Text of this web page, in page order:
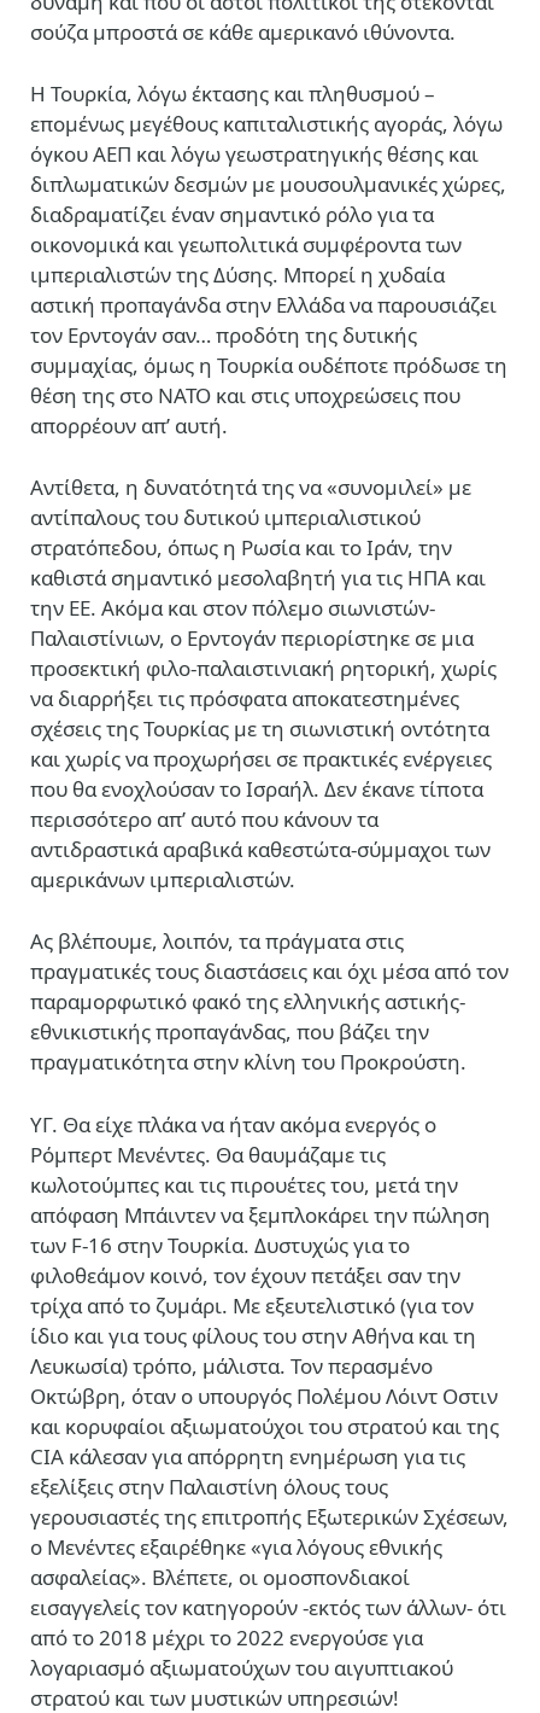
σούζα μπροστά σε κάθε αμερικανό ιθύνοντα.
Η Τουρκία, λόγω έκτασης και πληθυσμού –
επομένως μεγέθους καπιταλιστικής αγοράς, λόγω
όγκου ΑΕΠ και λόγω γεωστρατηγικής θέσης και
διπλωματικών δεσμών με μουσουλμανικές χώρες,
διαδραματίζει έναν σημαντικό ρόλο για τα
οικονομικά και γεωπολιτικά συμφέροντα των
ιμπεριαλιστών της Δύσης. Μπορεί η χυδαία
αστική προπαγάνδα στην Ελλάδα να παρουσιάζει
τον Ερντογάν σαν… προδότη της δυτικής
συμμαχίας, όμως η Τουρκία ουδέποτε πρόδωσε τη
θέση της στο ΝΑΤΟ και στις υποχρεώσεις που
απορρέουν απ’ αυτή.
Αντίθετα, η δυνατότητά της να «συνομιλεί» με
αντίπαλους του δυτικού ιμπεριαλιστικού
στρατόπεδου, όπως η Ρωσία και το Ιράν, την
καθιστά σημαντικό μεσολαβητή για τις ΗΠΑ και
την ΕΕ. Ακόμα και στον πόλεμο σιωνιστών-
Παλαιστίνιων, ο Ερντογάν περιορίστηκε σε μια
προσεκτική φιλο-παλαιστινιακή ρητορική, χωρίς
να διαρρήξει τις πρόσφατα αποκατεστημένες
σχέσεις της Τουρκίας με τη σιωνιστική οντότητα
και χωρίς να προχωρήσει σε πρακτικές ενέργειες
που θα ενοχλούσαν το Ισραήλ. Δεν έκανε τίποτα
περισσότερο απ’ αυτό που κάνουν τα
αντιδραστικά αραβικά καθεστώτα-σύμμαχοι των
αμερικάνων ιμπεριαλιστών.
Ας βλέπουμε, λοιπόν, τα πράγματα στις
πραγματικές τους διαστάσεις και όχι μέσα από τον
παραμορφωτικό φακό της ελληνικής αστικής-
εθνικιστικής προπαγάνδας, που βάζει την
πραγματικότητα στην κλίνη του Προκρούστη.
YΓ. Θα είχε πλάκα να ήταν ακόμα ενεργός ο
Ρόμπερτ Μενέντες. Θα θαυμάζαμε τις
κωλοτούμπες και τις πιρουέτες του, μετά την
απόφαση Μπάιντεν να ξεμπλοκάρει την πώληση
των F-16 στην Τουρκία. Δυστυχώς για το
φιλοθεάμον κοινό, τον έχουν πετάξει σαν την
τρίχα από το ζυμάρι. Με εξευτελιστικό (για τον
ίδιο και για τους φίλους του στην Αθήνα και τη
Λευκωσία) τρόπο, μάλιστα. Τον περασμένο
Οκτώβρη, όταν ο υπουργός Πολέμου Λόιντ Οστιν
και κορυφαίοι αξιωματούχοι του στρατού και της
CIA κάλεσαν για απόρρητη ενημέρωση για τις
εξελίξεις στην Παλαιστίνη όλους τους
γερουσιαστές της επιτροπής Εξωτερικών Σχέσεων,
ο Μενέντες εξαιρέθηκε «για λόγους εθνικής
ασφαλείας». Βλέπετε, οι ομοσπονδιακοί
εισαγγελείς τον κατηγορούν -εκτός των άλλων- ότι
από το 2018 μέχρι το 2022 ενεργούσε για
λογαριασμό αξιωματούχων του αιγυπτιακού
στρατού και των μυστικών υπηρεσιών!